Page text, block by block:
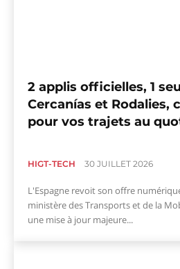
2 applis officielles, 1
Cercanías et Rodalies,
pour vos trajets au
HIGT-TECH 30 JUILLET 2026
L'Espagne revoit son offre
ministère des Transports et de la
une mise à jour majeure...